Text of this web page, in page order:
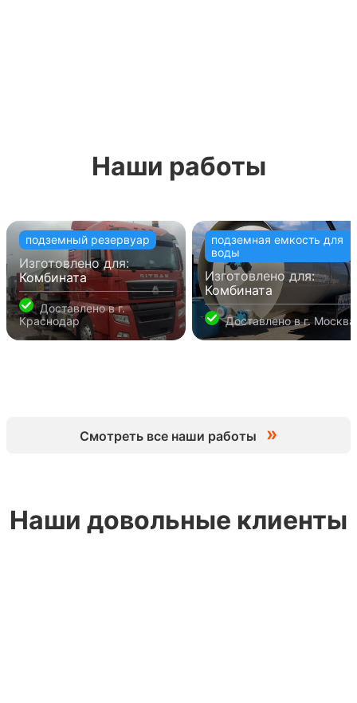
Наши работы
подземный резервуар
Изготовлено для:
Комбината
Доставлено вг.
Краснодар
подземная емкость для
воды
Изготовлено для:
Комбината
Доставлено вг. Москва
Смотреть все наши работы »
Наши довольные клиенты